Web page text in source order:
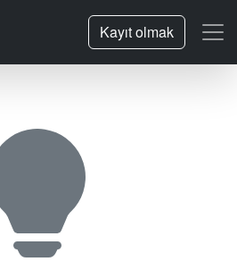
Kayıt olmak